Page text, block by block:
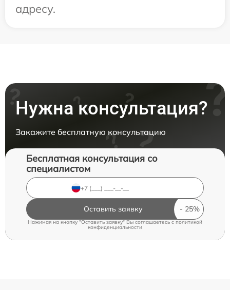
адресу.
Нужна консультация?
Закажите бесплатную консультацию
Бесплатная консультация со
специалистом
Оставить заявку
Нажимая на кнопку "Оставить заявку" Вы соглашаетесь c политикой
конфиденциальности